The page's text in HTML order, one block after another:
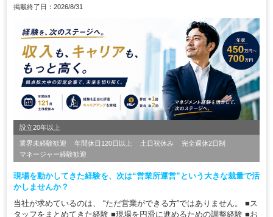
掲載終了日：2026/8/31
設立20年以上
業界未経験歓迎 年間休日120日以上 土日祝休み
完全週休2日制
マネージャー経験歓迎
現場を動かしてきた経験を、次は“営業所運営”という大きな裁量で活
かしませんか？
当社が求めているのは、 “ただ営業ができる方”ではありません。 ■ス
タッフをまとめてきた経験 ■現場を円滑に進めるための調整経験 ■お